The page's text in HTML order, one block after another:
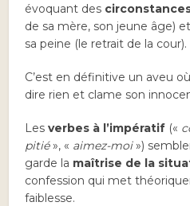
évoquant des
de sa mère, son jeune âge)
sa peine (le retrait de la cour).
C’est en définitive un aveu
dire rien et clame son
Lesverbes à l’impératif («
pitié», « aimez-moi»)
garde la maîtrise de la
confession qui met
faiblesse.